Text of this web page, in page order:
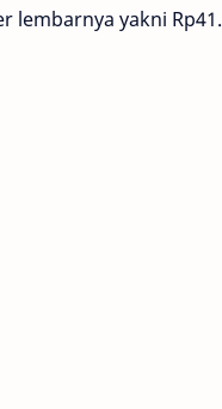
lembarnya yakni Rp41.